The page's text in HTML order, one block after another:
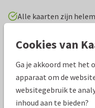
Alle kaarten zijn
Vakantiekaarten
Specificaties bij deze
Papiersoort: Kies uit
Cookies van
Ga je akkoord met het
apparaat om de
websitegebruik te
inhoud aan te bieden?